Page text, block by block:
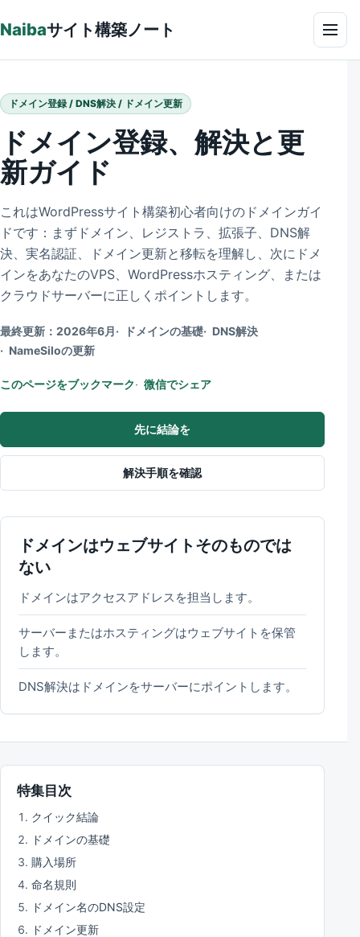
Naibaサイト構築ノート メニ
ドメイン登録 / DNS解決 / ドメイン更新
ドメイン登録、解決と更
新ガイド
これはWordPressサイト構築初心者向けのドメインガイ
ドです：まずドメイン、レジストラ、拡張子、DNS解
決、実名認証、ドメイン更新と移転を理解し、次にドメ
インをあなたのVPS、WordPressホスティング、または
クラウドサーバーに正しくポイントします。
最終更新：2026年6月 ドメインの基礎
DNS解決
NameSiloの更新
このページをブックマーク 微信でシェア
先に結論を
解決手順を確認
ドメインはウェブサイトそのものでは
ない
ドメインはアクセスアドレスを担当します。
サーバーまたはホスティングはウェブサイトを保管
します。
DNS解決はドメインをサーバーにポイントします。
特集目次
クイック結論
ドメインの基礎
購入場所
命名規則
ドメイン名のDNS設定
ドメイン更新